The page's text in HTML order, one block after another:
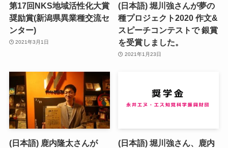
第17回NKS地域活性化大賞
奨励賞(新潟県異業種交流セ
ンター)
2021年3月1日
(日本語) 堀川強さんが夢の
種プロジェクト2020 作文&
スピーチコンテストで 銀賞
を受賞しました。
2021年1月23日
(日本語) 鹿内隆太さんが
(日本語) 堀川強さん、鹿内